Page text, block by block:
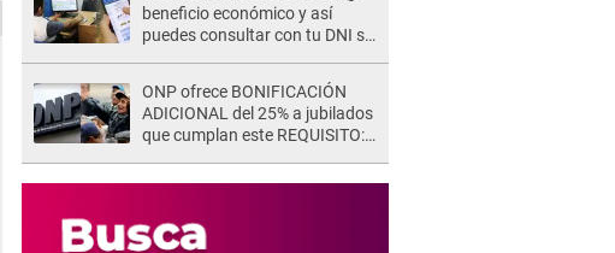
beneficio económico y así
puedes consultar con tu DNI si
ONP ofrece BONIFICACIÓN
ADICIONAL del 25% a jubilados
que cumplan este REQUISITO: